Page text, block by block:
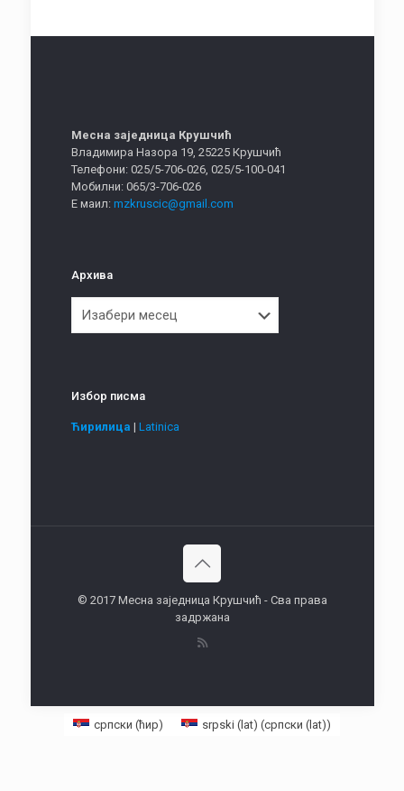
Месна заједница Крушчић
Владимира Назора 19, 25225 Крушчић
Телефони: 025/5-706-026, 025/5-100-041
Мобилни: 065/3-706-026
Е маил: mzkruscic@gmail.com
Архива
Избор писма
Ћирилица | Latinica
© 2017 Месна заједница Крушчић - Сва права
задржана
српски (ћир) srpski (lat) (српски (lat))